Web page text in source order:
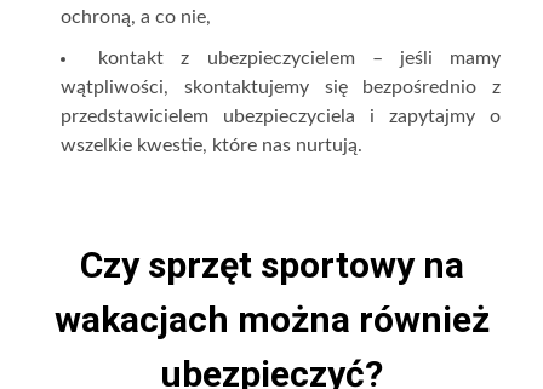
ochroną, a co nie,
kontakt z ubezpieczycielem – jeśli mamy
wątpliwości, skontaktujemy się bezpośrednio z
przedstawicielem ubezpieczyciela i zapytajmy o
wszelkie kwestie, które nas nurtują.
Czy sprzęt sportowy na
wakacjach można również
ubezpieczyć?